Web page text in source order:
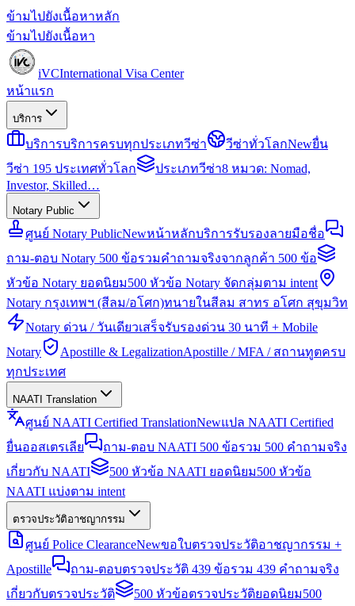
ข้ามไปยังเนื้อหาหลัก
ข้ามไปยังเนื้อหา
iVCInternational Visa Center
หน้าแรก
บริการ
บริการบริการครบทุกประเภทวีซ่า วีซ่าทั่วโลกNewยื่น
วีซ่า 195 ประเทศทั่วโลก
ประเภทวีซ่า8 หมวด: Nomad,
Investor, Skilled…
Notary Public
ศูนย์ Notary PublicNewหน้าหลักบริการรับรองลายมือชื่อ
ถาม-ตอบ Notary 500 ข้อรวมคำถามจริงจากลูกค้า 500 ข้อ
หัวข้อ Notary ยอดนิยม500 หัวข้อ Notary จัดกลุ่มตาม intent
Notary กรุงเทพฯ (สีลม/อโศก)ทนายในสีลม สาทร อโศก สุขุมวิท
Notary ด่วน / วันเดียวเสร็จรับรองด่วน 30 นาที + Mobile
Notary
Apostille & LegalizationApostille / MFA / สถานทูตครบ
ทุกประเทศ
NAATI Translation
ศูนย์ NAATI Certified TranslationNewแปล NAATI Certified
ยื่นออสเตรเลีย
ถาม-ตอบ NAATI 500 ข้อรวม 500 คำถามจริง
เกี่ยวกับ NAATI
500 หัวข้อ NAATI ยอดนิยม500 หัวข้อ
NAATI แบ่งตาม intent
ตรวจประวัติอาชญากรรม
ศูนย์ Police ClearanceNewขอใบตรวจประวัติอาชญากรรม +
Apostille
ถาม-ตอบตรวจประวัติ 439 ข้อรวม 439 คำถามจริง
เกี่ยวกับตรวจประวัติ
500 หัวข้อตรวจประวัติยอดนิยม500